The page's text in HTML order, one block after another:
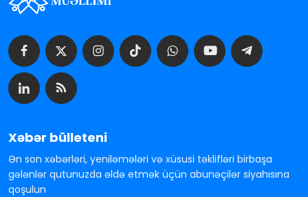
Xəbər bülleteni
Ən son xəbərləri, yeniləmələri və xüsusi təklifləri birbaşa
gələnlər qutunuzda əldə etmək üçün abunəçilər siyahısına
qoşulun